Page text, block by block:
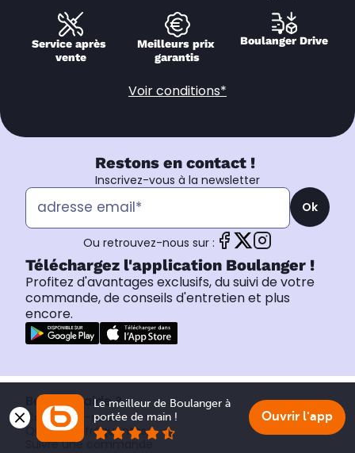
Service après
vente
Meilleurs prix
garantis
Boulanger Drive
Voir conditions*
Restons en contact !
Inscrivez-vous à la newsletter
Ok
Ou retrouvez-nous sur :
Téléchargez l'application Boulanger !
Profitez d'avantages exclusifs, du suivi de votre
commande, de conseils d'entretien et plus
encore.
Besoin d’aide ?
Contactez-nous
Questions fréquentes
Suivre une commande
Le meilleur de Boulanger à
portée de main !
Ouvrir l'app